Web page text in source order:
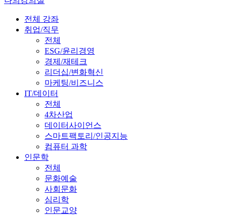
전체 강좌
취업/직무
전체
ESG/윤리경영
경제/재테크
리더십/변화혁신
마케팅/비즈니스
IT/데이터
전체
4차산업
데이터사이언스
스마트팩토리/인공지능
컴퓨터 과학
인문학
전체
문화예술
사회문화
심리학
인문교양